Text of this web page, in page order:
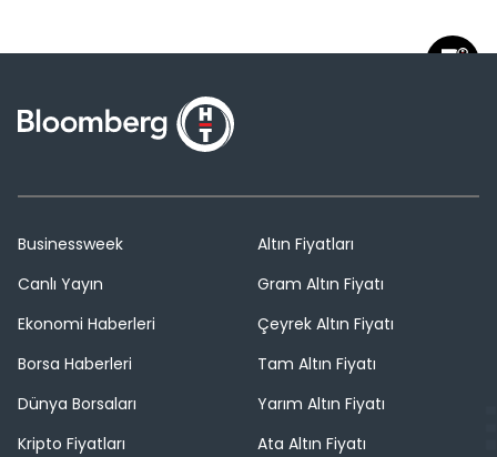
Businessweek
Canlı Yayın
Ekonomi Haberleri
Borsa Haberleri
Dünya Borsaları
Kripto Fiyatları
Altın Fiyatları
Gram Altın Fiyatı
Çeyrek Altın Fiyatı
Tam Altın Fiyatı
Yarım Altın Fiyatı
Ata Altın Fiyatı